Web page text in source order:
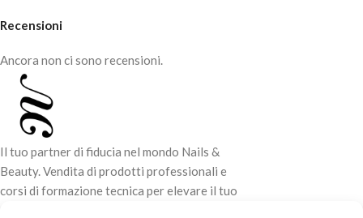
Recensioni
Ancora non ci sono recensioni.
Il tuo partner di fiducia nel mondo Nails &
Beauty. Vendita di prodotti professionali e
corsi di formazione tecnica per elevare il tuo